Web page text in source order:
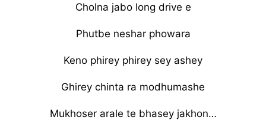
Cholna jabo long drive e
Phutbe neshar phowara
Keno phirey phirey sey ashey
Ghirey chinta ra modhumashe
Mukhoser arale te bhasey jakhon…